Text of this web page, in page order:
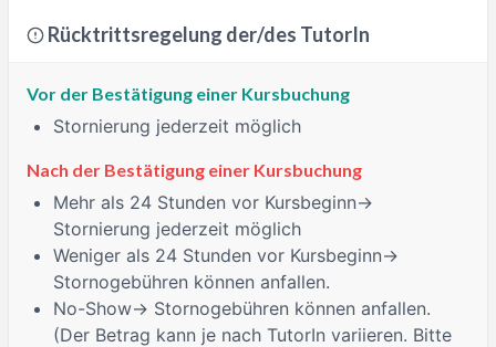
Rücktrittsregelung der/des TutorIn
Vor der Bestätigung einer Kursbuchung
Stornierung jederzeit möglich
Nach der Bestätigung einer Kursbuchung
Mehr als 24 Stunden vor Kursbeginn→
Stornierung jederzeit möglich
Weniger als 24 Stunden vor Kursbeginn→
Stornogebühren können anfallen.
No-Show→ Stornogebühren können anfallen.
(Der Betrag kann je nach TutorIn variieren. Bitte